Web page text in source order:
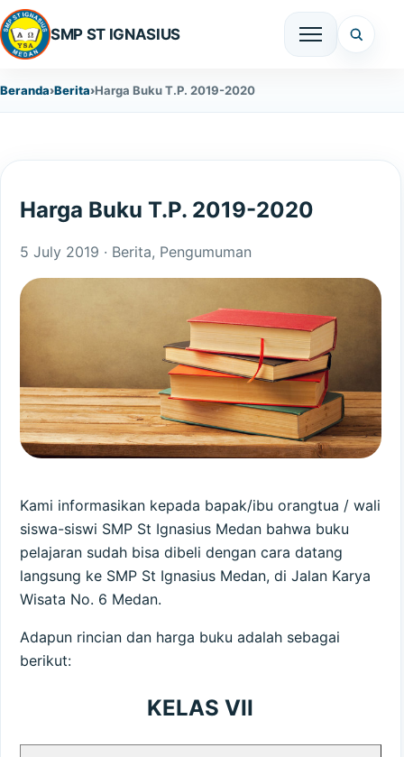
SMP ST IGNASIUS
Beranda Berita Harga Buku T.P. 2019-2020
Harga Buku T.P. 2019-2020
5 July 2019 · Berita, Pengumuman
Kami informasikan kepada bapak/ibu orangtua / wali
siswa-siswi SMP St Ignasius Medan bahwa buku
pelajaran sudah bisa dibeli dengan cara datang
langsung ke SMP St Ignasius Medan, di Jalan Karya
Wisata No. 6 Medan.
Adapun rincian dan harga buku adalah sebagai
berikut:
KELAS VII